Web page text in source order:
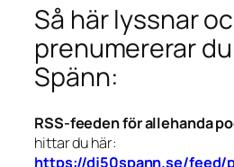
Så här lyssnar
prenumererar
Spänn:
RSS-feeden för allehanda
hittar du här:
https://dj50spann.se/feed/